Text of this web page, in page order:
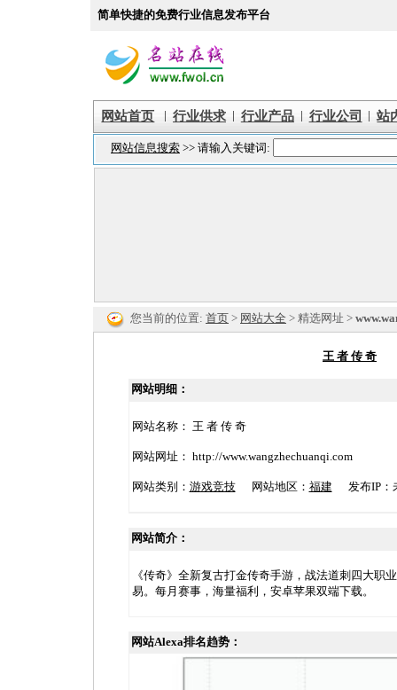
简单快捷的免费行业信息发布平台
网站首页 | 行业供求 | 行业产品 | 行业公司 | 站
您当前的位置: 首页 > 网站大全 > 精选网址 >
王 者 传 奇
网站明细：
网站名称： 王 者 传 奇
网站网址： http://www.wangzhechuanqi.com
网站类别： 游戏竞技网站地区： 福建 发布IP：
网站简介：
《传奇》全新复古打金传奇手游，战法道刺四大职
易。每月赛事，海量福利，安卓苹果双端下载。
网站Alexa排名趋势：